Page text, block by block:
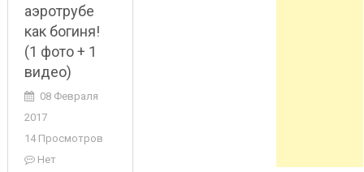
аэротрубе
как богиня!
(1 фото + 1
видео)
08 Февраля
2017
14 Просмотров
Нет